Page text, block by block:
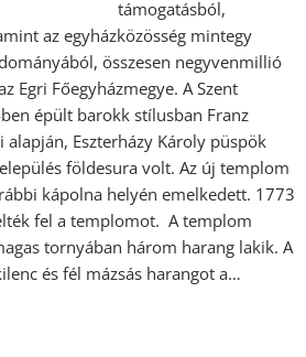
támogatásból,
az egyházközösség mintegy
összesen negyvenmillió
Egri Főegyházmegye. A Szent
épült barokk stílusban Franz
alapján, Eszterházy Károly püspök
földesura volt. Az új templom
kápolna helyén emelkedett. 1773
fel a templomot. A templom
tornyában három harang lakik. A
és fél mázsás harangot a…